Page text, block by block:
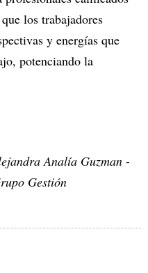
los trabajadores
y energías que
potenciando la
Analía Guzman -
Gestión